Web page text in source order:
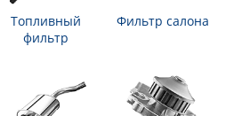
Топливный
фильтр
Фильтр салона